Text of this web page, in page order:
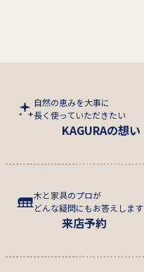
自然の恵みを大事に
長く使っていただきたい
KAGURAの想い
木と家具のプロが
どんな疑問にもお答えします
来店予約